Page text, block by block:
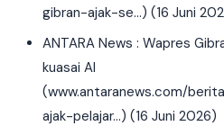
gibran-ajak-se…) (16 Juni
ANTARA News : Wapres
kuasai AI
(www.antaranews.com/
ajak-pelajar…) (16 Juni 2026)